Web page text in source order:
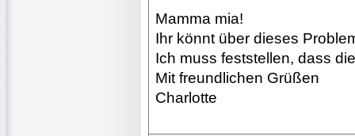
Mamma mia!
Ihr könnt über dieses
Ich muss feststellen, dass
Mit freundlichen Grüßen
Charlotte